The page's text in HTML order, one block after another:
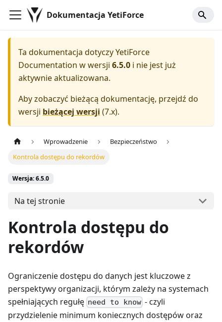
Dokumentacja YetiForce
Ta dokumentacja dotyczyYetiForce
Documentation w wersji 6.5.0 i nie jest już
aktywnie aktualizowana.
Aby zobaczyć bieżącą dokumentację, przejdź do
wersji bieżącej wersji (7.x).
Wprowadzenie
Bezpieczeństwo
Kontrola dostępu do rekordów
Wersja: 6.5.0
Na tej stronie
Kontrola dostępu do
rekordów
Ograniczenie dostępu do danych jest kluczowe z
perspektywy organizacji, którym zależy na systemach
spełniających regułę need to know - czyli
przydzielenie minimum koniecznych dostępów oraz